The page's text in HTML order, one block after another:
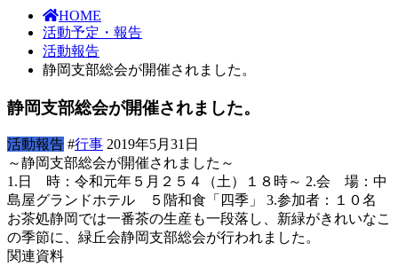
HOME
活動予定・報告
活動報告
静岡支部総会が開催されました。
静岡支部総会が開催されました。
活動報告 #行事 2019年5月31日
～静岡支部総会が開催されました～
1.日 時：令和元年５月２５４（土）１８時～ 2.会 場：中
島屋グランドホテル ５階和食「四季」 3.参加者：１０名
お茶処静岡では一番茶の生産も一段落し、新緑がきれいなこ
の季節に、緑丘会静岡支部総会が行われました。
関連資料